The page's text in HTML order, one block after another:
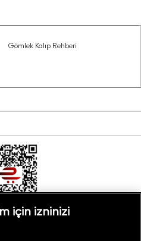
Gömlek Kalıp Rehberi
için izninizi